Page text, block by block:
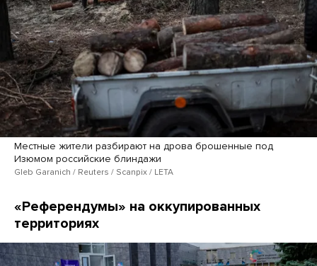
Местные жители разбирают на дрова брошенные под
Изюмом российские блиндажи
Gleb Garanich / Reuters / Scanpix / LETA
«Референдумы» на оккупированных
территориях